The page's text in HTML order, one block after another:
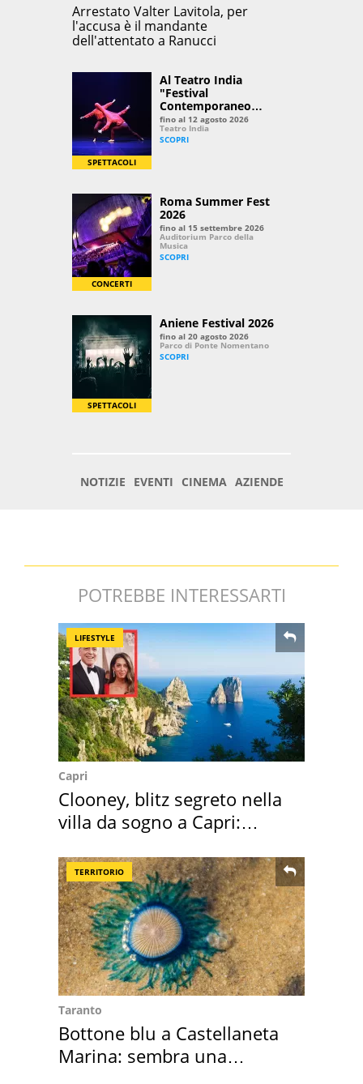
POTREBBE INTERESSARTI
LIFESTYLE
Capri
Clooney, blitz segreto nella
villa da sogno a Capri:
TERRITORIO
Taranto
Bottone blu a Castellaneta
Marina: sembra una